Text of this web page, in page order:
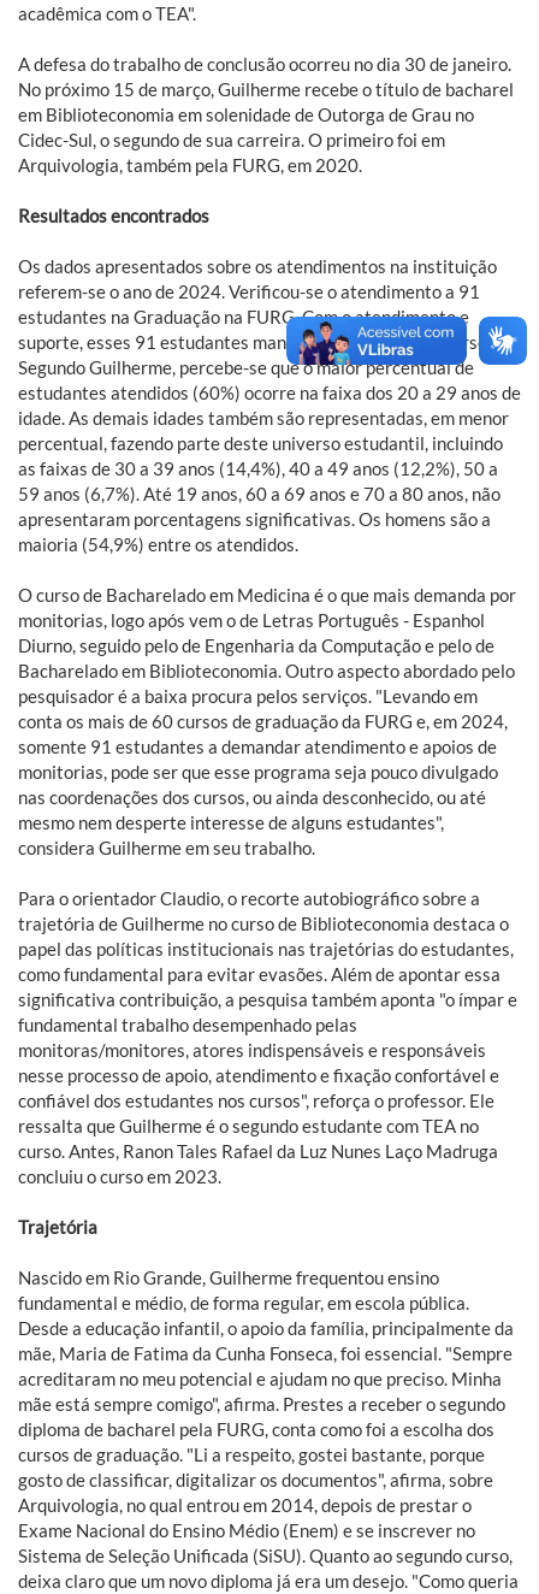
acadêmica com o TEA".
A defesa do trabalho de conclusão ocorreu no dia 30 de janeiro.
No próximo 15 de março, Guilherme recebe o título de bacharel
em Biblioteconomia em solenidade de Outorga de Grau no
Cidec-Sul, o segundo de sua carreira. O primeiro foi em
Arquivologia, também pela FURG, em 2020.
Resultados encontrados
Os dados apresentados sobre os atendimentos na instituição
referem-se o ano de 2024. Verificou-se o atendimento a 91
estudantes na Graduação na FURG. Com o atendimento e
suporte, esses 91 estudantes mantiveram-se em seus cursos.
Segundo Guilherme, percebe-se que o maior percentual de
estudantes atendidos (60%) ocorre na faixa dos 20 a 29 anos de
idade. As demais idades também são representadas, em menor
percentual, fazendo parte deste universo estudantil, incluindo
as faixas de 30 a 39 anos (14,4%), 40 a 49 anos (12,2%), 50 a
59 anos (6,7%). Até 19 anos, 60 a 69 anos e 70 a 80 anos, não
apresentaram porcentagens significativas. Os homens são a
maioria (54,9%) entre os atendidos.
O curso de Bacharelado em Medicina é o que mais demanda por
monitorias, logo após vem o de Letras Português - Espanhol
Diurno, seguido pelo de Engenharia da Computação e pelo de
Bacharelado em Biblioteconomia. Outro aspecto abordado pelo
pesquisador é a baixa procura pelos serviços. "Levando em
conta os mais de 60 cursos de graduação da FURG e, em 2024,
somente 91 estudantes a demandar atendimento e apoios de
monitorias, pode ser que esse programa seja pouco divulgado
nas coordenações dos cursos, ou ainda desconhecido, ou até
mesmo nem desperte interesse de alguns estudantes",
considera Guilherme em seu trabalho.
Para o orientador Claudio, o recorte autobiográfico sobre a
trajetória de Guilherme no curso de Biblioteconomia destaca o
papel das políticas institucionais nas trajetórias do estudantes,
como fundamental para evitar evasões. Além de apontar essa
significativa contribuição, a pesquisa também aponta "o ímpar e
fundamental trabalho desempenhado pelas
monitoras/monitores, atores indispensáveis e responsáveis
nesse processo de apoio, atendimento e fixação confortável e
confiável dos estudantes nos cursos", reforça o professor. Ele
ressalta que Guilherme é o segundo estudante com TEA no
curso. Antes, Ranon Tales Rafael da Luz Nunes Laço Madruga
concluiu o curso em 2023.
Trajetória
Nascido em Rio Grande, Guilherme frequentou ensino
fundamental e médio, de forma regular, em escola pública.
Desde a educação infantil, o apoio da família, principalmente da
mãe, Maria de Fatima da Cunha Fonseca, foi essencial. "Sempre
acreditaram no meu potencial e ajudam no que preciso. Minha
mãe está sempre comigo", afirma. Prestes a receber o segundo
diploma de bacharel pela FURG, conta como foi a escolha dos
cursos de graduação. "Li a respeito, gostei bastante, porque
gosto de classificar, digitalizar os documentos", afirma, sobre
Arquivologia, no qual entrou em 2014, depois de prestar o
Exame Nacional do Ensino Médio (Enem) e se inscrever no
Sistema de Seleção Unificada (SiSU). Quanto ao segundo curso,
deixa claro que um novo diploma já era um desejo. "Como queria